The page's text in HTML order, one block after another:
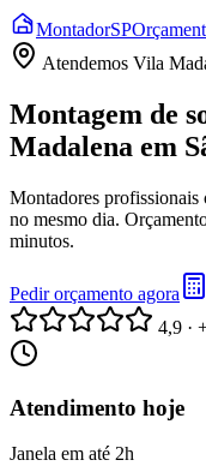
MontadorSP
Atendemos Vila
Montagem de
Madalena em
Montadores profissionais
no mesmo dia.
minutos.
Pedir orçamento agora
4,9 ·
Atendimento hoje
Janela em até 2h